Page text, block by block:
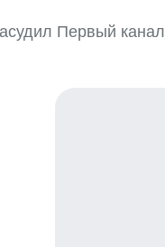
Первый канал